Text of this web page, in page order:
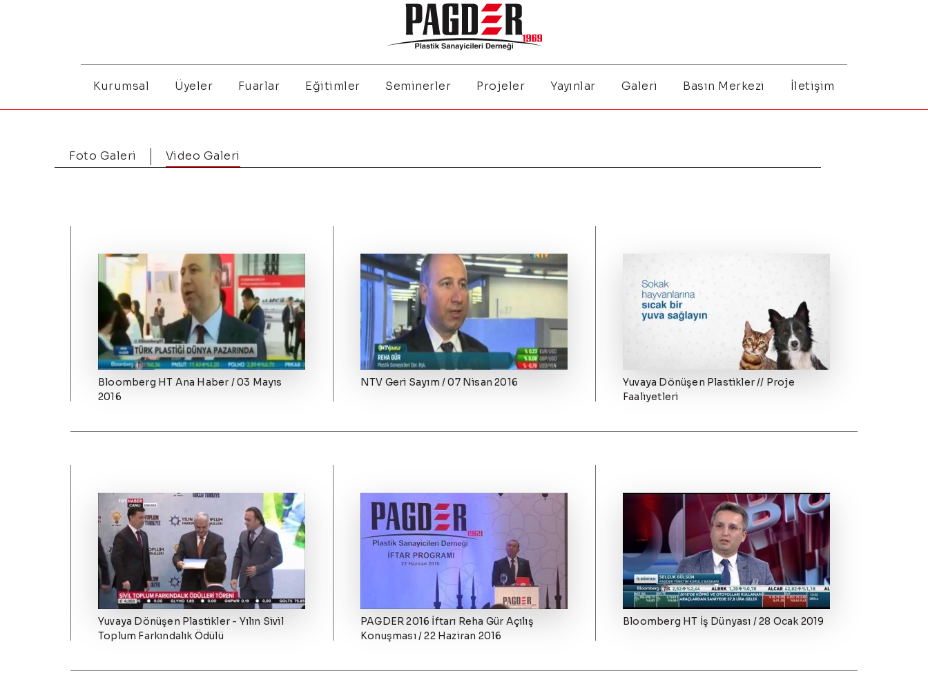
Kurumsal Üyeler Fuarlar Eğitimler Seminerler Projeler Yayınlar Galeri Basın Merkezi İletişim
Foto Galeri Video Galeri
Bloomberg HT Ana Haber / 03 Mayıs
2016
NTV Geri Sayım / 07 Nisan 2016
Yuvaya Dönüşen Plastikler // Proje
Faaliyetleri
Yuvaya Dönüşen Plastikler - Yılın Sivil
Toplum Farkındalık Ödülü
PAGDER 2016 İftarı Reha Gür Açılış
Konuşması / 22 Haziran 2016
Bloomberg HT İş Dünyası / 28 Ocak 2019